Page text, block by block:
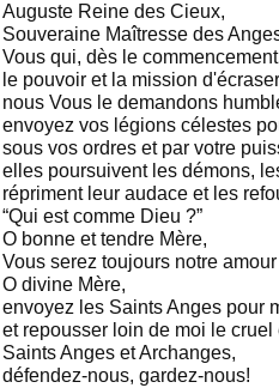
Auguste Reine des Cieux,
Souveraine Maîtresse des
Vous qui, dès le
le pouvoir et la mission
nous Vous le demandons
envoyez vos légions célestes
sous vos ordres et par votre
elles poursuivent les démons,
répriment leur audace et les
“Qui est comme Dieu ?”
O bonne et tendre Mère,
Vous serez toujours notre
O divine Mère,
envoyez les Saints Anges pour
et repousser loin de moi le cruel
Saints Anges et Archanges,
défendez-nous, gardez-nous!